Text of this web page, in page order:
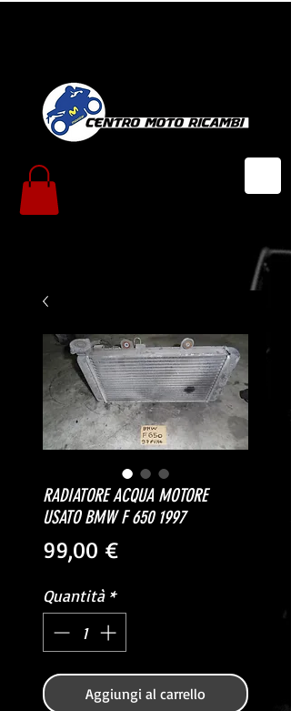
RADIATORE ACQUA MOTORE
USATO BMW F 650 1997
99,00 €Prezzo
Quantità *
Aggiungi al carrello